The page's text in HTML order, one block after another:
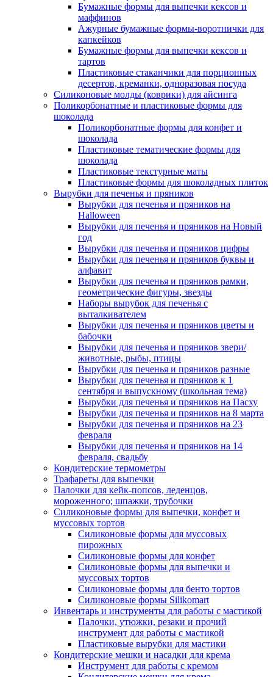
Бумажные формы для выпечки кексов и
маффинов
Ажурные бумажные формы-воротнички для
капкейков
Бумажные формы для выпечки кексов и
тартов
Пластиковые стаканчики для порционных
десертов, креманки, одноразовая посуда
Силиконовые молды (коврики) для айсинга
Поликорбонатные и пластиковые формы для
шоколада
Поликорбонатные формы для конфет и
шоколада
Пластиковые тематические формы для
шоколада
Пластиковые текстурные маты
Пластиковые формы для шоколадных плиток
Вырубки для печенья и пряников
Вырубки для печенья и пряников на
Halloween
Вырубки для печенья и пряников на Новый
год
Вырубки для печенья и пряников цифры
Вырубки для печенья и пряников буквы и
алфавит
Вырубки для печенья и пряников рамки,
геометрические фигуры, звезды
Наборы вырубок для печенья с
выталкивателем
Вырубки для печенья и пряников цветы и
бабочки
Вырубки для печенья и пряников звери/
животные, рыбы, птицы
Вырубки для печенья и пряников разные
Вырубки для печенья и пряников к 1
сентября и выпускному (школьная тема)
Вырубки для печенья и пряников на Пасху
Вырубки для печенья и пряников на 8 марта
Вырубки для печенья и пряников на 23
февраля
Вырубки для печенья и пряников на 14
февраля, свадьбу
Кондитерские термометры
Трафареты для выпечки
Палочки для кейк-попсов, леденцов,
мороженного; шпажки, трубочки
Силиконовые формы для выпечки, конфет и
муссовых тортов
Силиконовые формы для муссовых
пирожных
Силиконовые формы для конфет
Силиконовые формы для выпечки и
муссовых тортов
Силиконовые формы для бенто тортов
Силиконовые формы Silikomart
Инвентарь и инструменты для работы с мастикой
Палочки, утюжки, резаки и прочий
инструмент для работы с мастикой
Пластиковые вырубки для мастики
Кондитерские мешки и насадки для крема
Инструмент для работы с кремом